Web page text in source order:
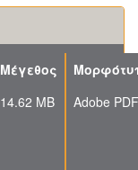
Μέγεθος
14.62 MB Adobe PDF